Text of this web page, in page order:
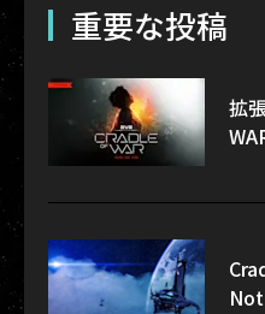
重要な投稿
拡